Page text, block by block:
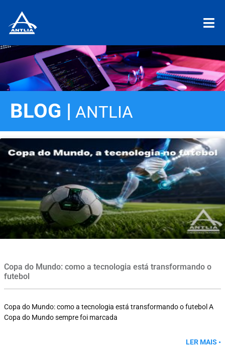
BLOG | ANTLIA
Copa do Mundo: como a tecnologia está transformando o
futebol
Copa do Mundo: como a tecnologia está transformando o futebol A
Copa do Mundo sempre foi marcada
LER MAIS •